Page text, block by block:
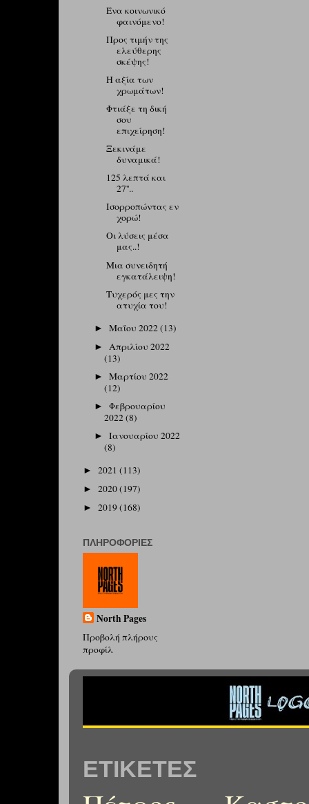
Ένα κοινωνικό
φαινόμενο!
Προς τιμήν της
ελεύθερης
σκέψης!
H αξία των
χρωμάτων!
Φτιάξε τη δική
σου
επιχείρηση!
Ξεκινάμε
δυναμικά!
125 λεπτά και
27''..
Ισορροπώντας εν
χορώ!
Οι λύσεις μέσα
μας..!
Μια συνειδητή
εγκατάλειψη!
Τυχερός μες την
ατυχία του!
►Μαΐου 2022(13)
► Απριλίου 2022
(13)
►Μαρτίου 2022
(12)
►Φεβρουαρίου
2022(8)
►Ιανουαρίου 2022
(8)
► 2021 (113)
► 2020(197)
► 2019(168)
ΠΛΗΡΟΦΟΡΊΕΣ
North Pages
Προβολή πλήρους
προφίλ
ΕΤΙΚΈΤΕΣ